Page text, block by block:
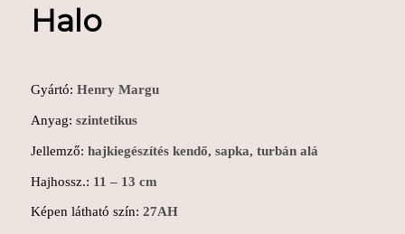
Halo
Gyártó: Henry Margu
Anyag: szintetikus
Jellemző: hajkiegészítés kendő, sapka, turbán alá
Hajhossz.: 11 – 13 cm
Képen látható szín: 27AH